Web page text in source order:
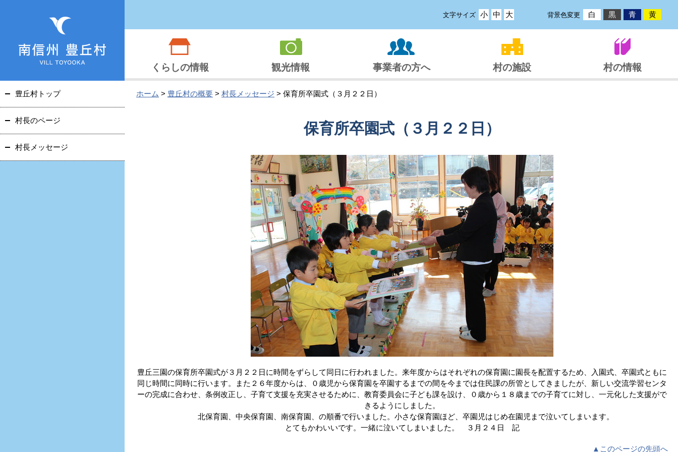
文字サイズ 小 中 大 背景色変更 白 黒 青 黄
くらしの情報 観光情報 事業者の方へ 村の施設 村の情報
ホーム > 豊丘村の概要 > 村長メッセージ > 保育所卒園式（３月２２日）
保育所卒園式（３月２２日）
豊丘三園の保育所卒園式が３月２２日に時間をずらして同日に行われました。来年度からはそれぞれの保育園に園長を配置するため、入園式、卒園式ともに
同じ時間に同時に行います。また２６年度からは、０歳児から保育園を卒園するまでの間を今までは住民課の所管としてきましたが、新しい交流学習センタ
ーの完成に合わせ、条例改正し、子育て支援を充実させるために、教育委員会に子ども課を設け、０歳から１８歳までの子育てに対し、一元化した支援がで
きるようにしました。
北保育園、中央保育園、南保育園、の順番で行いました。小さな保育園ほど、卒園児はじめ在園児まで泣いてしまいます。
とてもかわいいです。一緒に泣いてしまいました。 ３月２４日 記
▲このページの先頭へ
豊丘村トップ
村長のページ
村長メッセージ